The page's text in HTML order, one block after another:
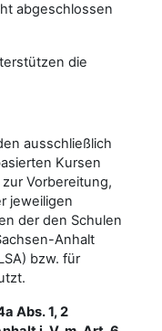
abgeschlossen
die
ausschließlich
Kursen
Vorbereitung,
jeweiligen
der den Schulen
Anhalt
bzw. für
Abs. 1, 2